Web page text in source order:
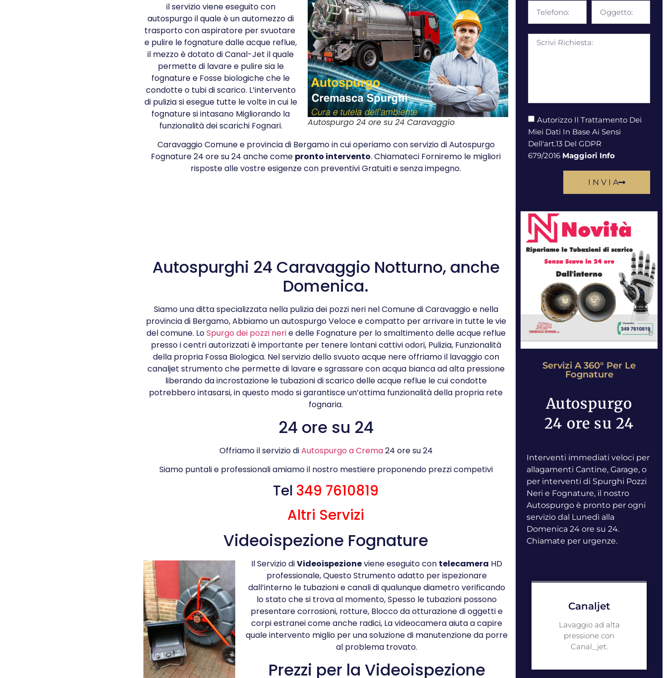
Autospurgo 24 ore su 24 Caravaggio
il servizio viene eseguito con
autospurgo il quale è un automezzo di
trasporto con aspiratore per svuotare
e pulire le fognature dalle acque reflue,
il mezzo è dotato di Canal-Jet il quale
permette di lavare e pulire sia le
fognature e Fosse biologiche che le
condotte o tubi di scarico. L’intervento
di pulizia si esegue tutte le volte in cui le
fognature si intasano Migliorando la
funzionalità dei scarichi Fognari.
Caravaggio Comune e provincia di Bergamo in cui operiamo con servizio di Autospurgo
Fognature 24 ore su 24 anche come pronto intervento. Chiamateci Forniremo le migliori
risposte alle vostre esigenze con preventivi Gratuiti e senza impegno.
Autospurghi 24 Caravaggio Notturno, anche
Domenica.
Siamo una ditta specializzata nella pulizia dei pozzi neri nel Comune di Caravaggio e nella
provincia di Bergamo, Abbiamo un autospurgo Veloce e compatto per arrivare in tutte le vie
del comune. LoSpurgo dei pozzi nerie delle Fognature per lo smaltimento delle acque reflue
presso i centri autorizzati è importante per tenere lontani cattivi odori, Pulizia, Funzionalità
della propria Fossa Biologica. Nel servizio dello svuoto acque nere offriamo il lavaggio con
canaljet strumento che permette di lavare e sgrassare con acqua bianca ad alta pressione
liberando da incrostazione le tubazioni di scarico delle acque reflue le cui condotte
potrebbero intasarsi, in questo modo si garantisce un’ottima funzionalità della propria rete
fognaria.
24 ore su 24
Offriamo il servizio diAutospurgo a Crema24 ore su 24
Siamo puntali e professionali amiamo il nostro mestiere proponendo prezzi competivi
Tel 349 7610819
Altri Servizi
Videoispezione Fognature
Il Servizio diVideoispezioneviene eseguito con telecamera HD
professionale, Questo Strumento adatto per ispezionare
dall’interno le tubazioni e canali di qualunque diametro verificando
lo stato che si trova al momento, Spesso le tubazioni possono
presentare corrosioni, rotture, Blocco da otturazione di oggetti e
corpi estranei come anche radici, La videocamera aiuta a capire
quale intervento miglio per una soluzione di manutenzione da porre
al problema trovato.
Prezzi per la Videoispezione
Autorizzo Il Trattamento Dei
Miei Dati In Base Ai Sensi
Dell'art.13 Del GDPR
679/2016 Maggiori Info
I N V I A
Servizi A 360° Per Le
Fognature
Autospurgo
24 ore su 24
Interventi immediati veloci per
allagamenti Cantine, Garage, o
per interventi di Spurghi Pozzi
Neri e Fognature, il nostro
Autospurgo è pronto per ogni
servizio dal Lunedì alla
Domenica 24 ore su 24.
Chiamate per urgenze.
Canaljet
Lavaggio ad alta
pressione con
Canal_jet.